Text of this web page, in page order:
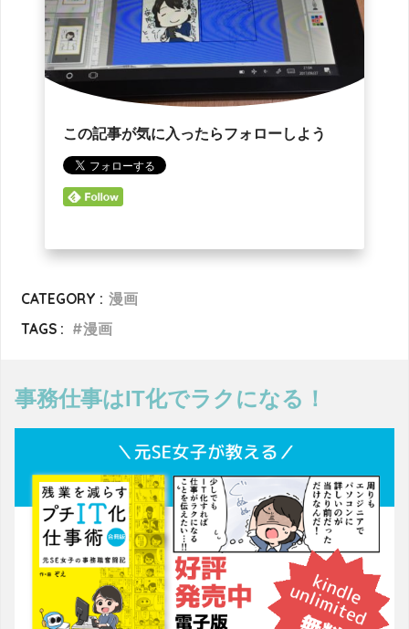
この記事が気に入ったらフォローしよう
CATEGORY : 漫画
TAGS :
漫画
事務仕事はIT化でラクになる！